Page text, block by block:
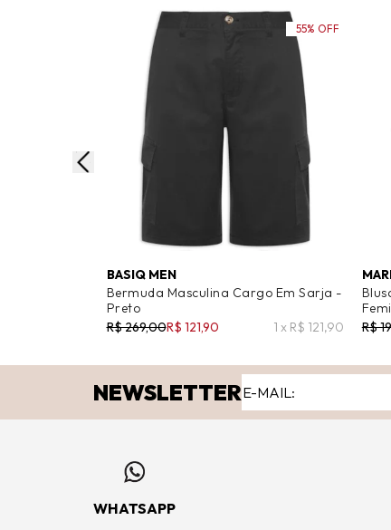
BASIQ MEN
Bermuda Masculina Cargo Em Sarja -
Preto
R$ 269,00R$ 121,90 1 x R$ 121,90
55% OFF
R$
NEWSLETTER
WHATSAPP